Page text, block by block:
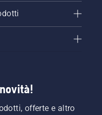
offerte e altro